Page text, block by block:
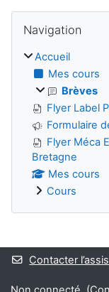
Blocs
Navigation
Accueil
Mes cours
Brèves
Flyer Label
Formulaire
Flyer Méca
Bretagne
Mes cours
Cours
Blocs
Contacter